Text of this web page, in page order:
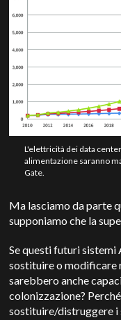
L'elettricità dei data
alimentazione saranno
Gate.
Ma lasciamo da parte
supponiamo che la
Se questi futuri sistemi
sostituire o modificare
sarebbero anche
colonizzazione?
sostituire/distruggere i